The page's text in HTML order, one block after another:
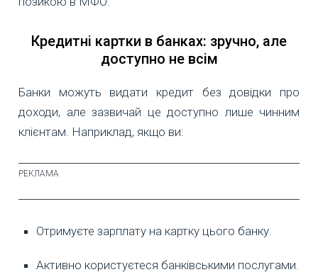
Кредитні картки в банках: зручно, але
доступно не всім
Банки можуть видати кредит без довідки про
доходи, але зазвичай це доступно лише чинним
клієнтам. Наприклад, якщо ви:
Отримуєте зарплату на картку цього банку.
Активно користуєтеся банківськими послугами.